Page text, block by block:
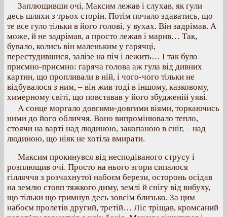
Заплющивши очі, Максим лежав і слухав, як гули
десь шляхи з трьох сторін. Потім почало здаватись, що
те все гуло тільки в його голові, у вухах. Він задрімав. А
може, й не задрімав, а просто лежав і марив… Так,
бувало, колись він маленьким у гарячці,
перестудившися, залізе на піч і лежить… І так було
приємно-приємно: гаряча голова аж гула від дивних
картин, що пропливали в ній, і чого-чого тільки не
відбувалося з ним, – він жив тоді в іншому, казковому,
химерному світі, що повставав у його збудженій уяві.
А сонце моргало довгими-довгими віями, торкаючись
ними до його обличчя. Воно випромінювало тепло,
стоячи на варті над людиною, закопаною в сніг, – над
людиною, що ніяк не хотіла вмирати.
Максим прокинувся від несподіваного струсу і
розплющив очі. Просто на нього згори сипалося
гілляччя з розчахнутої набоєм берези, осторонь осідав
на землю стовп тяжкого диму, землі й снігу від вибуху,
що тільки що гримнув десь зовсім близько. За цим
набоєм пролетів другий, третій… Ліс тріщав, кромсаний